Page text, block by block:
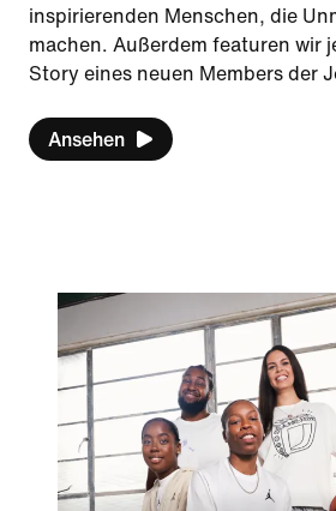
inspirierenden Menschen, die
machen. Außerdem featuren wir
Story eines neuen Members der
Ansehen